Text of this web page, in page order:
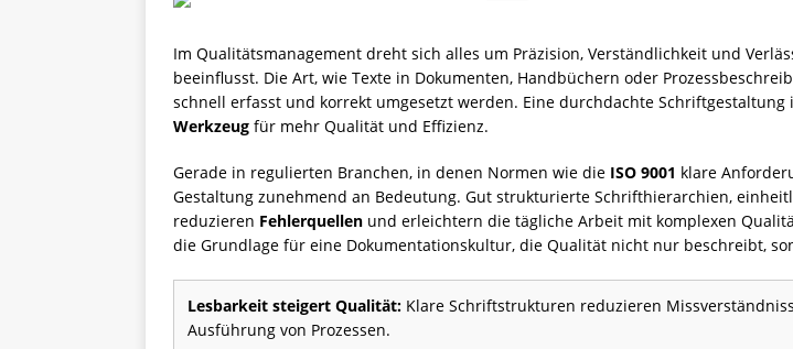
Im Qualitätsmanagement dreht sich alles um Präzision, Verständlichkeit und
beeinflusst. Die Art, wie Texte in Dokumenten, Handbüchern oder
schnell erfasst und korrekt umgesetzt werden. Eine durchdachte
Werkzeug für mehr Qualität und Effizienz.
Gerade in regulierten Branchen, in denen Normen wie die ISO 9001 klare
Gestaltung zunehmend an Bedeutung. Gut strukturierte Schrifthierarchien,
reduzieren Fehlerquellen und erleichtern die tägliche Arbeit mit komplexen
die Grundlage für eine Dokumentationskultur, die Qualität nicht nur beschreibt,
Lesbarkeit steigert Qualität: Klare Schriftstrukturen reduzieren
Ausführung von Prozessen.